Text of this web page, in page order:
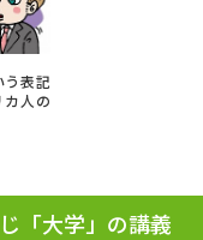
・予備校
業程度認定試験
う表記
カ人の
「大学」の講義